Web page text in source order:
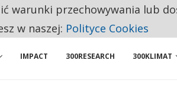
NA PODSTAWOWE ZAKUPY
IMPACT 300RESEARCH 300KLIMAT
warunki przechowywania lub
w naszej: Polityce Cookies